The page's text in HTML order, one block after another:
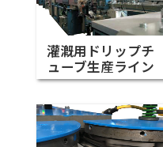
灌漑用ドリップチ
ューブ生産ライン